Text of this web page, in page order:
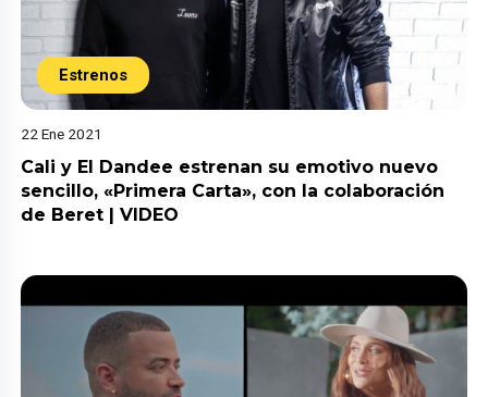
Estrenos
22 Ene 2021
Cali y El Dandee estrenan su emotivo nuevo
sencillo, «Primera Carta», con la colaboración
de Beret | VIDEO